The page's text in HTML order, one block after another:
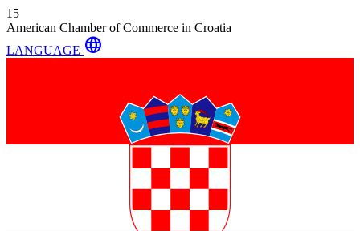
15
American Chamber of Commerce in Croatia
LANGUAGE language